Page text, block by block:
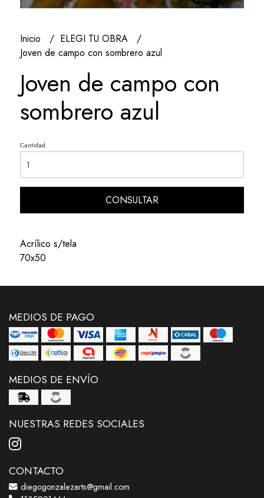
Inicio
ELEGI TU OBRA
Joven de campo con sombrero azul
Joven de campo con
sombrero azul
Cantidad
CONSULTAR
Acrílico s/tela
70x50
MEDIOS DE PAGO
MEDIOS DE ENVÍO
NUESTRAS REDES SOCIALES
CONTACTO
diegogonzalezarts@gmail.com